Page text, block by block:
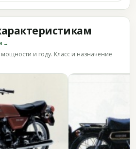
→
и году. Класс и назначение